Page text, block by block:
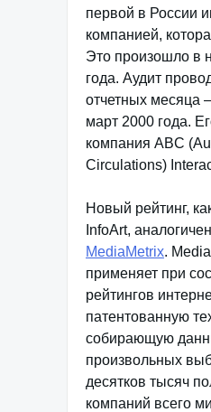
первой в России
компанией,
Это произошло в
года. Аудит
отчетных месяца
март 2000 года.
компания ABC
Circulations)
Новый рейтинг,
InfoArt,
MediaMetrix.
применяет при
рейтингов
патентованную
собирающую
произвольных
десятков тысяч
компаний всего